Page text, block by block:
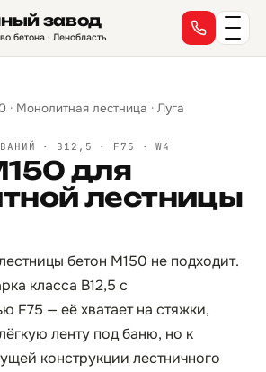
завод
бетона · Ленобласть
· Монолитная лестница · Луга
· B12,5 · F75 · W4
для
лестницы
бетон М150 не подходит.
класса B12,5 с
F75 — её хватает на стяжки,
ленту под баню, но к
конструкции лестничного